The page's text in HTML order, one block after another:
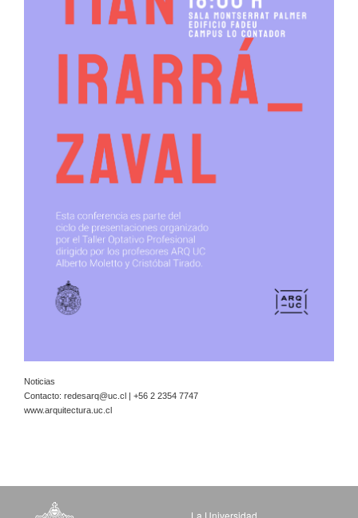
Noticias
Contacto: redesarq@uc.cl | +56 2 2354 7747
www.arquitectura.uc.cl
La Universidad